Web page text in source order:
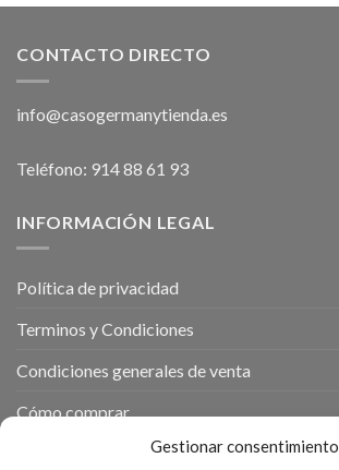
Gestionar consentimiento
CONTACTO DIRECTO
info@casogermanytienda.es
Teléfono: 914 88 61 93
INFORMACIÓN LEGAL
Política de privacidad
Terminos y Condiciones
Condiciones generales de venta
Cómo comprar
Política de cookies